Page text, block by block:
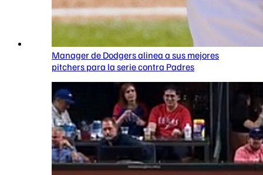
Manager de Dodgers alinea a sus mejores
pitchers para la serie contra Padres